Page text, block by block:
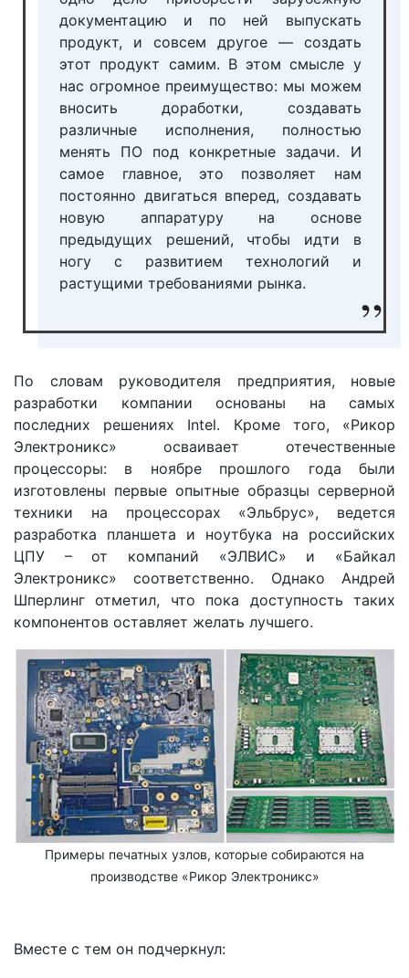
документацию и по ней выпускать
продукт, и совсем другое — создать
этот продукт самим. В этом смысле у
нас огромное преимущество: мы можем
вносить доработки, создавать
различные исполнения, полностью
менять ПО под конкретные задачи. И
самое главное, это позволяет нам
постоянно двигаться вперед, создавать
новую аппаратуру на основе
предыдущих решений, чтобы идти в
ногу с развитием технологий и
растущими требованиями рынка.
По словам руководителя предприятия, новые
разработки компании основаны на самых
последних решениях Intel. Кроме того, «Рикор
Электроникс» осваивает отечественные
процессоры: в ноябре прошлого года были
изготовлены первые опытные образцы серверной
техники на процессорах «Эльбрус», ведется
разработка планшета и ноутбука на российских
ЦПУ – от компаний «ЭЛВИС» и «Байкал
Электроникс» соответственно. Однако Андрей
Шперлинг отметил, что пока доступность таких
компонентов оставляет желать лучшего.
Примеры печатных узлов, которые собираются на
производстве «Рикор Электроникс»
Вместе с тем он подчеркнул: